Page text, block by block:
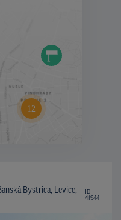
Bystrica, Levice,
ID
41944